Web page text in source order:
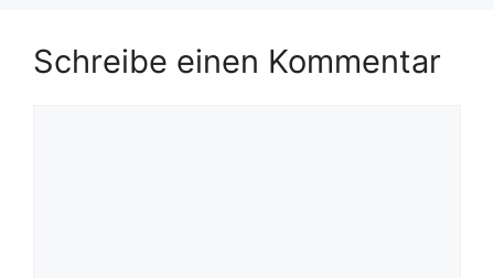
Schreibe einen Kommentar